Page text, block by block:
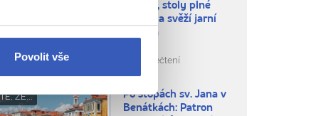
Povolit vše
tradice, stoly plné
dobrot a svěží jarní
příroda
5.364 přečtení
ŽE...
Po stopách sv. Jana v
Benátkách: Patron